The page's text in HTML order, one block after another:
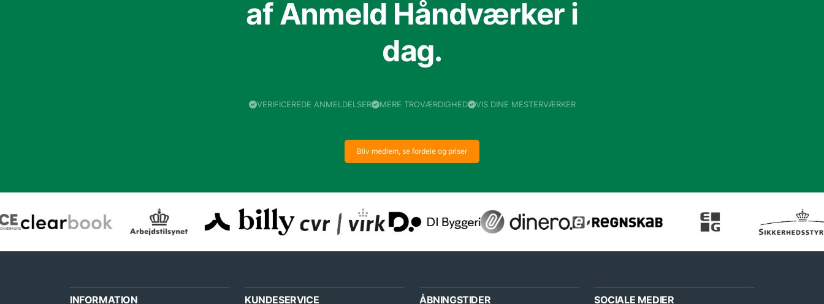
af Anmeld Håndværker i
dag.
VERIFICEREDE ANMELDELSER MERE TROVÆRDIGHED VIS DINE MESTERVÆRKER
Bliv medlem, se fordele og priser
INFORMATION KUNDESERVICE ÅBNINGSTIDER SOCIALE MEDIER